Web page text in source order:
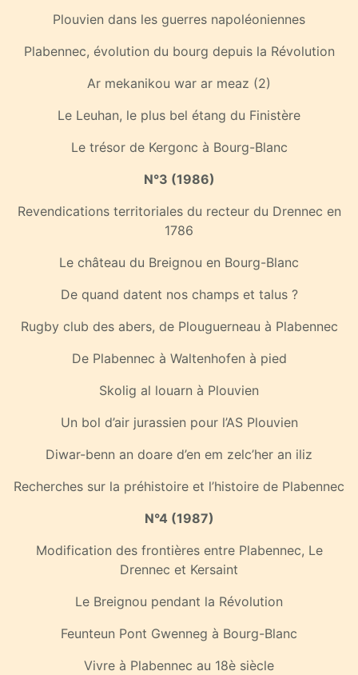
Plouvien dans les guerres napoléoniennes
Plabennec, évolution du bourg depuis la Révolution
Ar mekanikou war ar meaz (2)
Le Leuhan, le plus bel étang du Finistère
Le trésor de Kergonc à Bourg-Blanc
N°3 (1986)
Revendications territoriales du recteur du Drennec en
1786
Le château du Breignou en Bourg-Blanc
De quand datent nos champs et talus ?
Rugby club des abers, de Plouguerneau à Plabennec
De Plabennec à Waltenhofen à pied
Skolig al louarn à Plouvien
Un bol d’air jurassien pour l’AS Plouvien
Diwar-benn an doare d’en em zelc’her an iliz
Recherches sur la préhistoire et l’histoire de Plabennec
N°4 (1987)
Modification des frontières entre Plabennec, Le
Drennec et Kersaint
Le Breignou pendant la Révolution
Feunteun Pont Gwenneg à Bourg-Blanc
Vivre à Plabennec au 18è siècle